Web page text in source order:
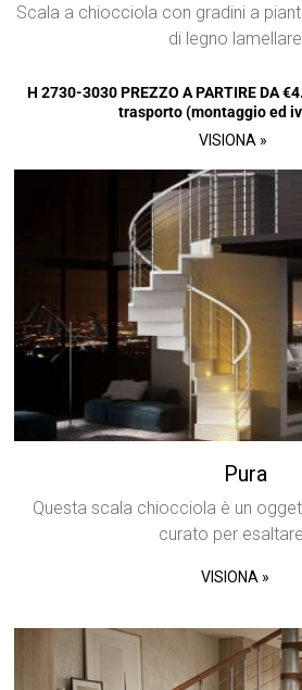
Scala a chiocciola con gradini a
di legno
H 2730-3030 PREZZO A PARTIRE DA
trasporto (montaggio ed
VISIONA »
Pura
Questa scala chiocciola è un
curato per
VISIONA »